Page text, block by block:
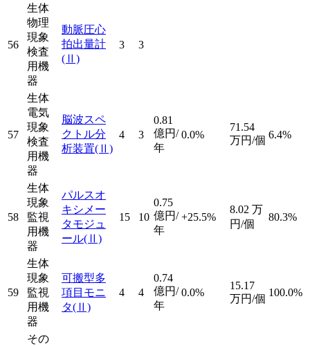
56
生体
物理
現象
検査
用機
器
動脈圧心
拍出量計
(Ⅱ)
3 3
57
生体
電気
現象
検査
用機
器
脳波スペ
クトル分
析装置(Ⅱ)
4 3
0.81
億円/
年
0.0%
71.54
万円/個 6.4%
58
生体
現象
監視
用機
器
パルスオ
キシメー
タモジュ
ール(Ⅱ)
15 10
0.75
億円/
年
+25.5%
8.02 万
円/個
80.3%
59
生体
現象
監視
用機
器
可搬型多
項目モニ
タ(Ⅱ)
4 4
0.74
億円/
年
0.0%
15.17
万円/個
100.0%
その